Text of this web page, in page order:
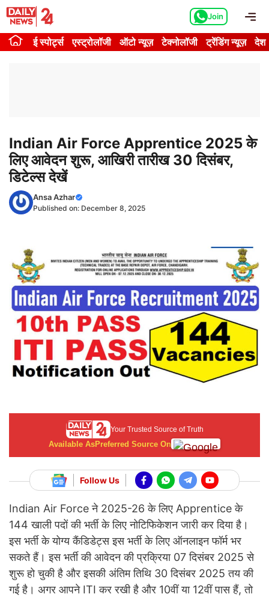
Skip
content
Join
ई स्पोर्ट्स एस्ट्रोलॉजी ऑटो न्यूज़ टेक्नोलॉजी ट्रेंडिंग न्यूज़ देश
Indian Air Force Apprentice 2025 के
लिए आवेदन शुरू, आखिरी तारीख 30 दिसंबर,
डिटेल्स देखें
Ansa Azhar
Published on: December 8, 2025
Your Trusted Source of Truth
Available AsPreferred Source On
Follow Us
Indian Air Force ने 2025-26 के लिए Apprentice के
144 खाली पदों की भर्ती के लिए नोटिफिकेशन जारी कर दिया है।
इस भर्ती के योग्य कैंडिडेट्स इस भर्ती के लिए ऑनलाइन फॉर्म भर
सकते हैं। इस भर्ती की आवेदन की प्रक्रिया 07 दिसंबर 2025 से
शुरू हो चुकी है और इसकी अंतिम तिथि 30 दिसंबर 2025 तय की
गई है। अगर आपने ITI कर रखी है और 10वीं या 12वीं पास हैं, तो